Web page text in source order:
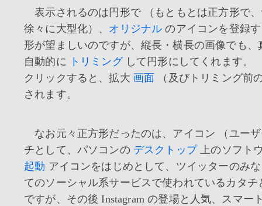
表示されるのは円形で （もともとは正方形で
徐々に大型化）、 オリジナル のアイコンを登録
形が望ましいのですが、縦長・横長の画像でも、
自動的に
トリミングして円形にしてくれます。
クリックすると、拡大 画面
（及びトリミング前
されます。
なお元々正方形だったのは、アイコン （ユー
チとして、パソコンの デスクトップ上のソフト
起動 アイコンをはじめとして、ツイッターのみ
てのソーシャル系サービスで使われているカタチ
ですが、その後 Instagram の登場と人気、スマー